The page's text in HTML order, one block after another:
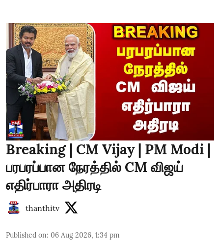
Breaking | CM Vijay | PM Modi |
பரபரப்பான நேரத்தில் CM விஜய்
எதிர்பாரா அதிரடி
thanthitv
Published on: 06 Aug 2026, 1:34 pm